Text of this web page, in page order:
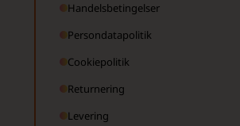
Handelsbetingelser
Persondatapolitik
Cookiepolitik
Returnering
Levering